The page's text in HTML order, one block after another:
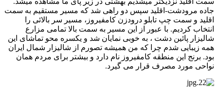
جاده مرودشت-اقلید سپس دو راهی شد که مسیر مستقیم به سمت
اقلید و سمت چپ تابلو درودزن کامفیروز، مسیر سر بالائی را
انتخاب کردیم. با عبور از این مسیر به سمت بالا تمامی مزارع
شالیزار پائین دشت ، به خوبی نمایان شد و یکسره محو تماشای این
همه زیبایی شدم چرا که من همیشه تصورم از شالیزار شمال ایران
بود. برنج این منطقه کامفیروز نام دارد و بیشتر برای مردم همان
نواحی مورد مصرف قرار می گیرد.